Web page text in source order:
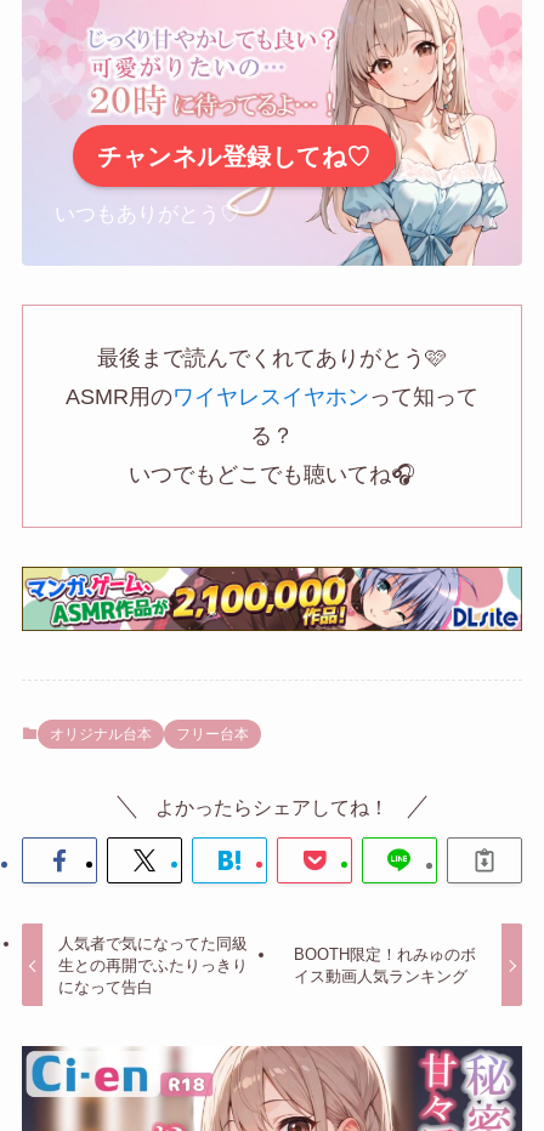
チャンネル登録してね♡
いつもありがとう♡
最後まで読んでくれてありがとう🩷
ASMR用のワイヤレスイヤホンって知って
る？
いつでもどこでも聴いてね🎧
オリジナル台本 フリー台本
よかったらシェアしてね！
人気者で気になってた同級
生との再開でふたりっきり
になって告白
BOOTH限定！れみゅのボ
イス動画人気ランキング